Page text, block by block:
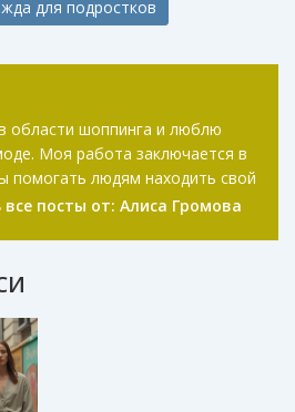
для подростков
области шоппинга и люблю
Моя работа заключается в
помогать людям находить свой
в последних
гардероба. Мода для меня –
и я стремлюсь вдохновлять
через одежду.
посты от: Алиса Громова